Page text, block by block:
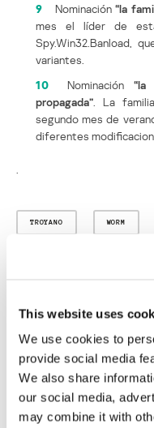
This website uses
We use cookies to
provide social media
We also share
our social media,
may combine it with
9
Nominación“la
mes el líder de
Spy.Win32.Banload,
variantes.
10
Nominación
propagada” . La
segundo mes de
diferentes
TROYANO WORM
Su dirección de correo
campos obligatorios